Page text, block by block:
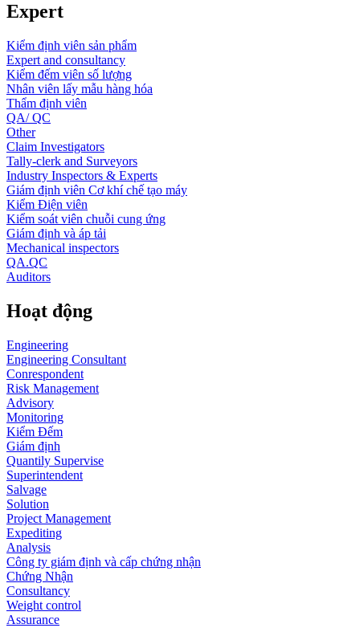
Expert
Kiểm định viên sản phẩm
Expert and consultancy
Kiểm đếm viên số lượng
Nhân viên lấy mẫu hàng hóa
Thẩm định viên
QA/ QC
Other
Claim Investigators
Tally-clerk and Surveyors
Industry Inspectors & Experts
Giám định viên Cơ khí chế tạo máy
Kiểm Điện viên
Kiểm soát viên chuỗi cung ứng
Giám định và áp tải
Mechanical inspectors
QA.QC
Auditors
Hoạt động
Engineering
Engineering Consultant
Conrespondent
Risk Management
Advisory
Monitoring
Kiểm Đếm
Giám định
Quantily Supervise
Superintendent
Salvage
Solution
Project Management
Expediting
Analysis
Công ty giám định và cấp chứng nhận
Chứng Nhận
Consultancy
Weight control
Assurance